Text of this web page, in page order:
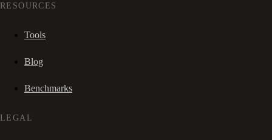
RESOURCES
Tools
Blog
Benchmarks
LEGAL